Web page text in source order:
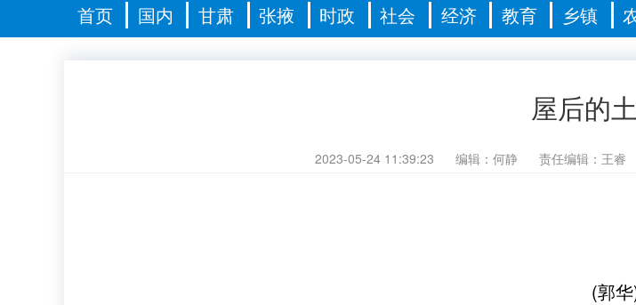
首页 国内 甘肃 张掖 时政 社会 经济 教育 乡镇
屋后的
2023-05-24 11:39:23 编辑：何静 责任编辑：王睿
(郭